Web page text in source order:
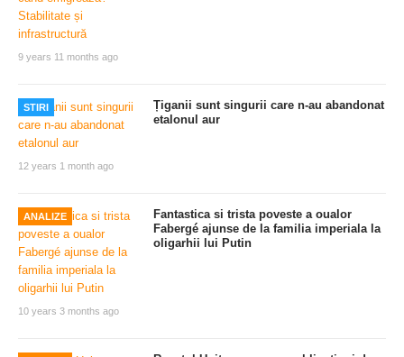
9 years 11 months ago
STIRI
12 years 1 month ago
Țiganii sunt singurii care n-au abandonat
etalonul aur
ANALIZE
10 years 3 months ago
Fantastica si trista poveste a oualor
Fabergé ajunse de la familia imperiala la
oligarhii lui Putin